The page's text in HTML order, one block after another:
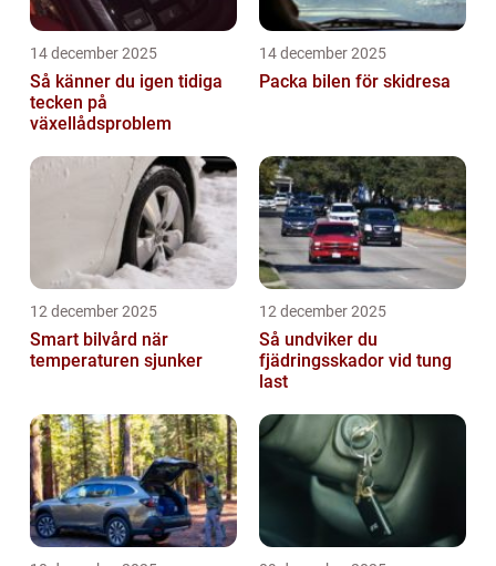
14 december 2025
Så känner du igen tidiga
tecken på
växellådsproblem
14 december 2025
Packa bilen för skidresa
12 december 2025
Smart bilvård när
temperaturen sjunker
12 december 2025
Så undviker du
fjädringsskador vid tung
last